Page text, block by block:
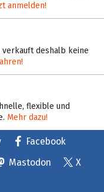
anmelden!
deshalb keine
flexible und
Mehr dazu!
Facebook
Mastodon
X